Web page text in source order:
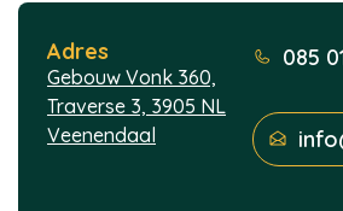
Adres
Gebouw Vonk 360,
Traverse 3, 3905 NL
Veenendaal
085